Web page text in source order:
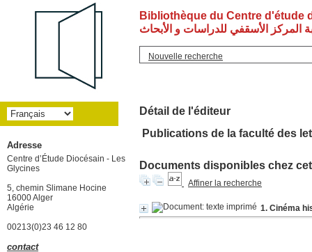
Bibliothèque du Centre d'étude
المركز الأسقفي للدراسات و الأبحاث
Nouvelle recherche
Détail de l'éditeur
Publications de la faculté des
Documents disponibles chez
Affiner la recherche
1. Cinéma
Adresse
Centre d’Étude Diocésain - Les
Glycines
5, chemin Slimane Hocine
16000 Alger
Algérie
00213(0)23 46 12 80
contact